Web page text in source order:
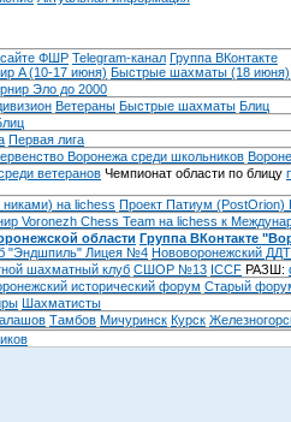
ФШР Telegram-канал Группа ВКонтакте
A (10-17 июня) Быстрые шахматы (18 июня)
Эло до 2000
Ветераны Быстрые шахматы Блиц
Первая лига
Воронежа среди школьников
ветеранов Чемпионат области по блицу
на lichess Проект Патиум (PostOrion)
Voronezh Chess Team на lichess к
области Группа ВКонтакте
"Эндшпиль" Лицея №4 Нововоронежский ДДТ
шахматный клуб СШОР №13 ICCF РАЗШ:
исторический форум Cтарый
Шахматисты
Тамбов Мичуринск Курск